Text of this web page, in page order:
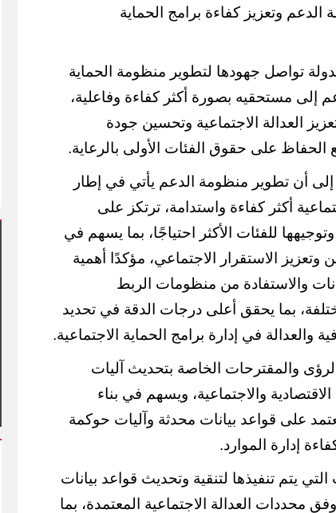
وتعزيز كفاءة برامج الحماية
تواصل جهودها لتطوير منظومة الحماية
إلى مستحقيه بصورة أكثر كفاءة وفاعلية،
العدالة الاجتماعية وتحسين جودة
الحفاظ على حقوق الفئات الأولى بالرعاية.
أن تطوير منظومة الدعم يأتي في إطار
أكثر كفاءة واستدامة، ترتكز على
وتوجيهها للفئات الأكثر احتياجًا، بما يسهم في
الاستقرار الاجتماعي، مؤكدًا أهمية
والاستفادة من منظومات الربط
بما يحقق أعلى درجات الدقة في تحديد
والعدالة في إدارة برامج الحماية الاجتماعية.
والمقترحات الخاصة بتحديث آليات
والاجتماعية، ويسهم في بناء
على قواعد بيانات محدثة وآليات حوكمة
إدارة الموارد.
يتم تنفيذها لتنقية وتحديث قواعد بيانات
محددات العدالة الاجتماعية المعتمدة، بما
مشاركة
آلاف الزائرين يتدفقون على بورسعيد
وبورفؤاد في عطلة أسبوعية استثنائية